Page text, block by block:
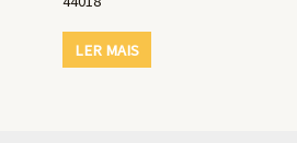
LER MAIS